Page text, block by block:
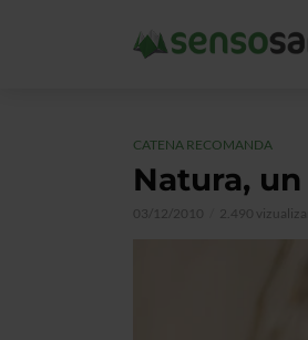
CATENA RECOMANDA
Natura,
03/12/2010 2.490